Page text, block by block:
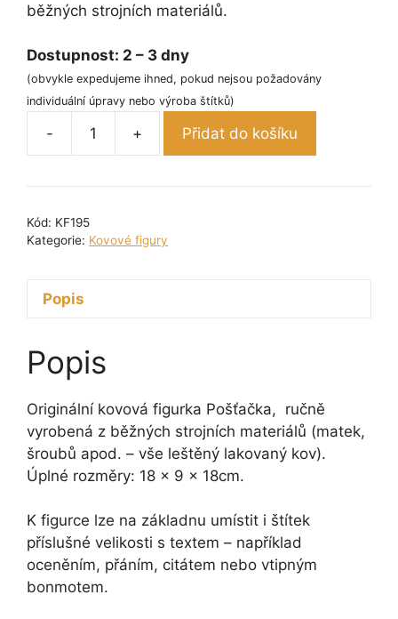
běžných strojních materiálů.
Dostupnost: 2 – 3 dny
(obvykle expedujeme ihned, pokud nejsou požadovány
individuální úpravy nebo výroba štítků)
-
Kovová
-
+ Přidat do košíku
Kód: KF195
Kategorie: Kovové figury
Popis
Popis
Originální kovová figurka Pošťačka, ručně
vyrobená z běžných strojních materiálů (matek,
šroubů apod. – vše leštěný lakovaný kov).
Úplné rozměry: 18 x 9 x 18cm.
K figurce lze na základnu umístit i štítek
příslušné velikosti s textem – například
oceněním, přáním, citátem nebo vtipným
bonmotem.